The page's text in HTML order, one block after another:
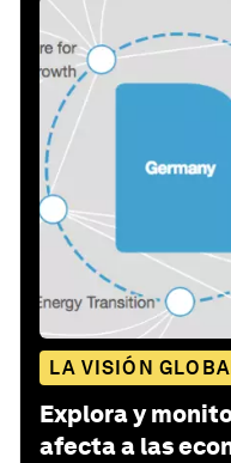
LA VISIÓN
Explora y
afecta a las